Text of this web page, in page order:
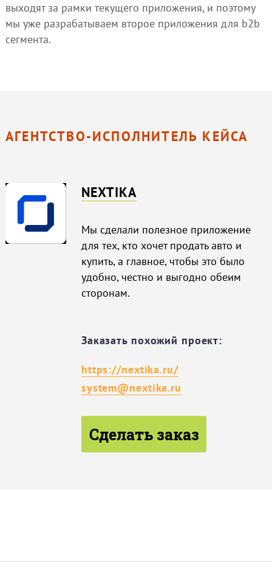
выходят за рамки текущего приложения, и поэтому
мы уже разрабатываем второе приложения для b2b
сегмента.
АГЕНТСТВО-ИСПОЛНИТЕЛЬ КЕЙСА
NEXTIKA
Мы сделали полезное приложение
для тех, кто хочет продать авто и
купить, а главное, чтобы это было
удобно, честно и выгодно обеим
сторонам.
Заказать похожий проект:
https://nextika.ru/
system@nextika.ru
Сделать заказ